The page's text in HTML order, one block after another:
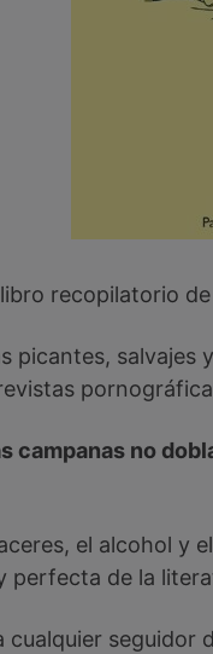
recopilatorio
picantes,
campanas no
el alcohol y
perfecta de la
seguidor